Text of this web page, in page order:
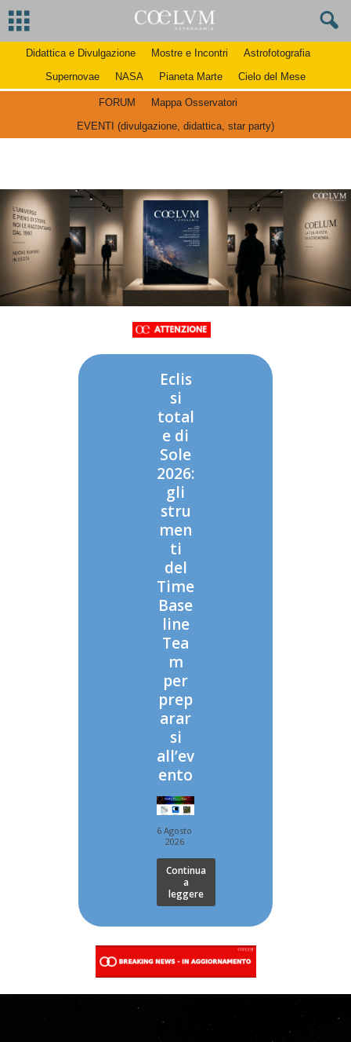
Didattica e Divulgazione Mostre e Incontri
Astrofotografia
Supernovae
NASA Pianeta Marte Cielo del Mese
FORUM
Mappa Osservatori
EVENTI (divulgazione, didattica, star party)
Eclis
si
total
e di
Sole
2026:
gli
stru
men
ti
del
Time
Base
line
Tea
m
per
prep
arar
si
all’ev
ento
6 Agosto
2026
Continua
a
leggere